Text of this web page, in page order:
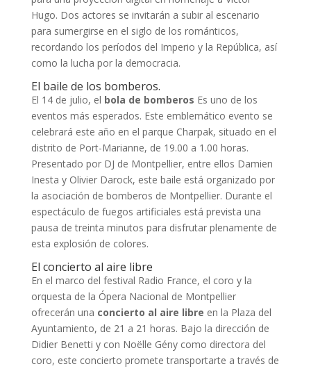
Hugo. Dos actores se invitarán a subir al escenario
para sumergirse en el siglo de los románticos,
recordando los períodos del Imperio y la República, así
como la lucha por la democracia.
El baile de los bomberos.
El 14 de julio, el bola de bomberos Es uno de los
eventos más esperados. Este emblemático evento se
celebrará este año en el parque Charpak, situado en el
distrito de Port-Marianne, de 19.00 a 1.00 horas.
Presentado por DJ de Montpellier, entre ellos Damien
Inesta y Olivier Darock, este baile está organizado por
la asociación de bomberos de Montpellier. Durante el
espectáculo de fuegos artificiales está prevista una
pausa de treinta minutos para disfrutar plenamente de
esta explosión de colores.
El concierto al aire libre
En el marco del festival Radio France, el coro y la
orquesta de la Ópera Nacional de Montpellier
ofrecerán una concierto al aire libre en la Plaza del
Ayuntamiento, de 21 a 21 horas. Bajo la dirección de
Didier Benetti y con Noëlle Gény como directora del
coro, este concierto promete transportarte a través de